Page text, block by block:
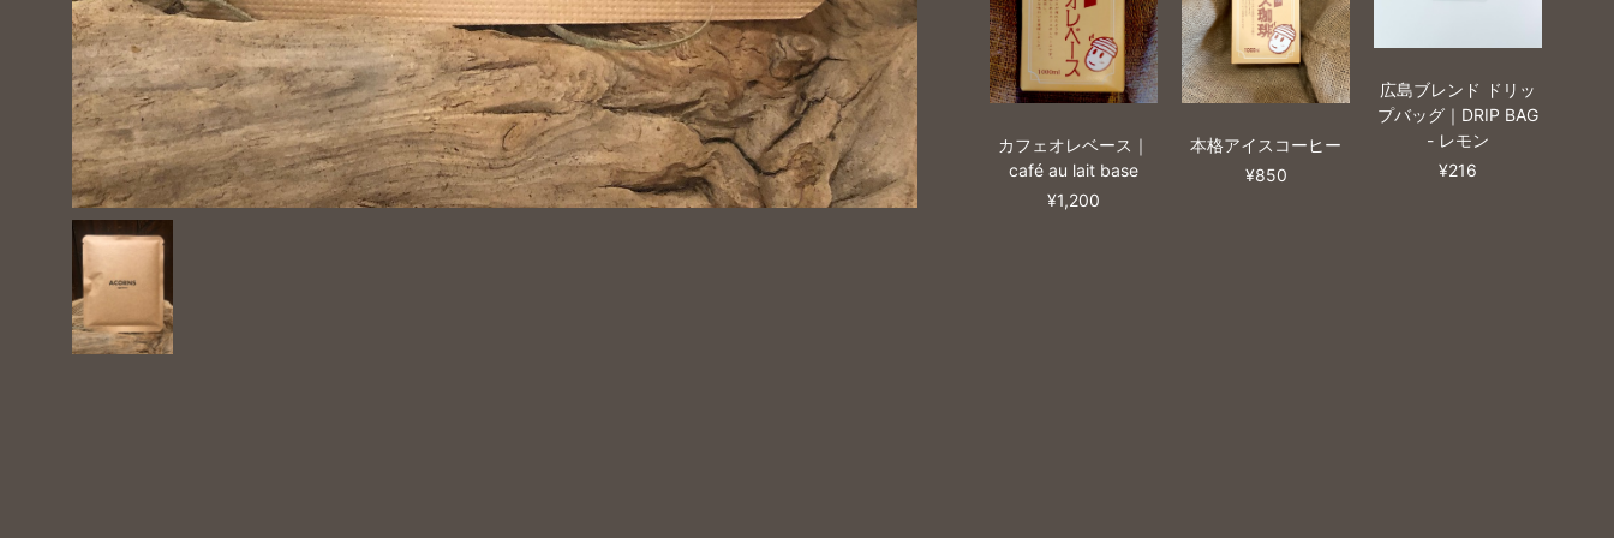
カフェオレベース｜
café au lait base
¥1,200
本格アイスコーヒー
¥850
広島ブレンド ドリッ
プバッグ｜DRIP BAG
- レモン
¥216